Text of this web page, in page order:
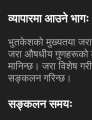
व्यापारमाआउनेभागः
भुतकेशकोमुख्यतयाजरा
जराऔषधीयगुणहरूको
मानिन्छ। जराविशेषगरी
सङ्कलनगरिन्छ।
सङ्कलनसमयः